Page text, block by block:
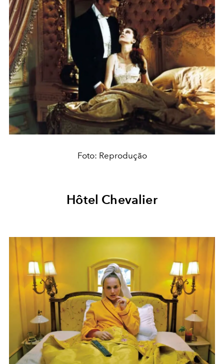
Foto: Reprodução
Hôtel Chevalier